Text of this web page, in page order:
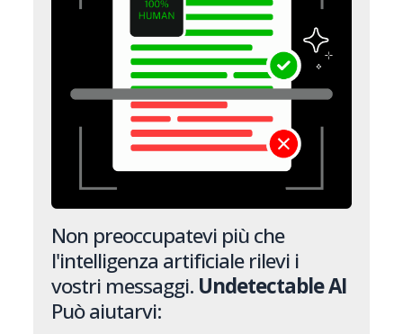
Non preoccupatevi più che
l'intelligenza artificiale rilevi i
vostri messaggi. Undetectable AI
Può aiutarvi: